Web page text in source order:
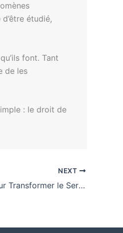
étudié,
font. Tant
de les
: le droit de
NEXT
Participez à l’Atelier d’Ingénierie AI pour Transformer le Service Public